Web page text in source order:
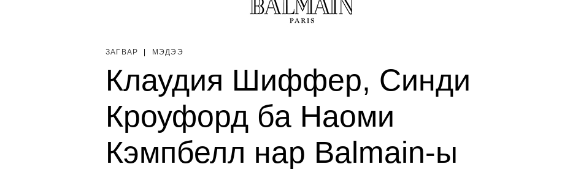
ЗАГВАР МЭДЭЭ
Клаудия Шиффер, Синди
Кроуфорд ба Наоми
Кэмпбелл нар Balmain-ы